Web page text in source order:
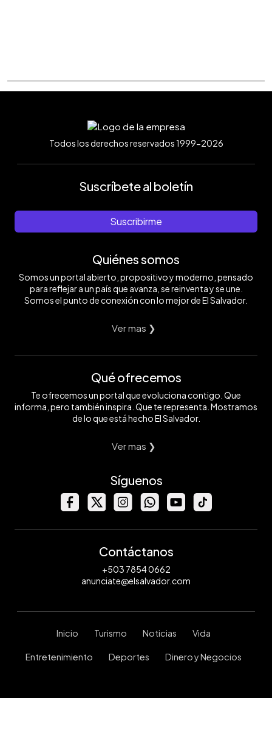
Todos los derechos reservados 1999-2026
Suscríbete al boletín
Suscribirme
Quiénes somos
Somos un portal abierto, propositivo y moderno, pensado
para reflejar a un país que avanza, se reinventa y se une.
Somos el punto de conexión con lo mejor de El Salvador.
Ver mas ❯
Qué ofrecemos
Te ofrecemos un portal que evoluciona contigo. Que
informa, pero también inspira. Que te representa. Mostramos
de lo que está hecho El Salvador.
Ver mas ❯
Síguenos
Contáctanos
+503 7854 0662
anunciate@elsalvador.com
Inicio Turismo Noticias Vida
Entretenimiento Deportes Dinero y Negocios